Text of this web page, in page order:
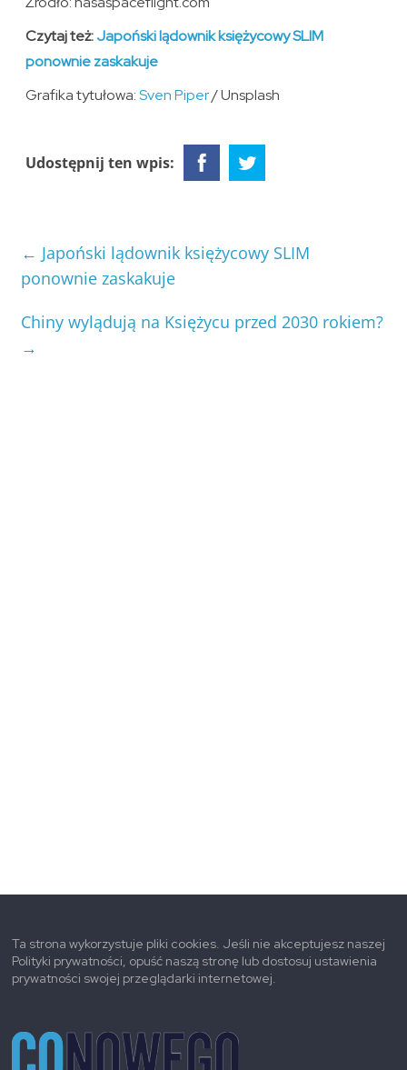
Czytaj też:Japoński lądownik księżycowy SLIM
ponownie zaskakuje
Grafika tytułowa:Sven Piper/ Unsplash
Udostępnij ten wpis:
← Japoński lądownik księżycowy SLIM
ponownie zaskakuje
Chiny wylądują na Księżycu przed 2030 rokiem?
→
Ta strona wykorzystuje pliki cookies. Jeśli nie akceptujesz naszej
Polityki prywatności, opuść naszą stronę lub dostosuj ustawienia
prywatności swojej przeglądarki internetowej.